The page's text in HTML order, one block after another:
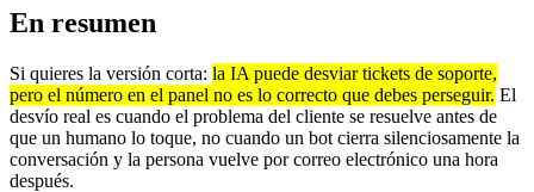
En resumen
Si quieres la versión corta: la IA puede desviar tickets de soporte,
pero el número en el panel no es lo correcto que debes perseguir. El
desvío real es cuando el problema del cliente se resuelve antes de
que un humano lo toque, no cuando un bot cierra silenciosamente la
conversación y la persona vuelve por correo electrónico una hora
después.